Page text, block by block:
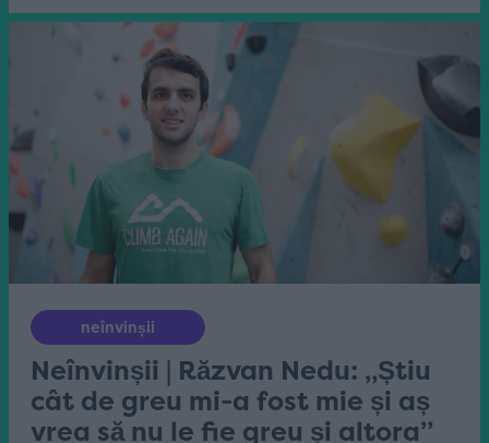
neînvinșii
Neînvinșii | Răzvan Nedu: „Știu
cât de greu mi-a fost mie și aș
vrea să nu le fie greu și altora”